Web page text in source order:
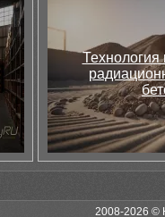
Технология
2008-2026 ©